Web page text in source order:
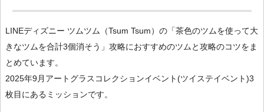
LINEディズニー ツムツム（Tsum Tsum）の「茶色のツムを使って大
きなツムを合計3個消そう」攻略におすすめのツムと攻略のコツをま
とめています。
2025年9月アートグラスコレクションイベント(ツイステイベント)3
枚目にあるミッションです。